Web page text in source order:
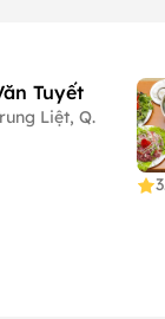
Tuyết
Liệt, Q.